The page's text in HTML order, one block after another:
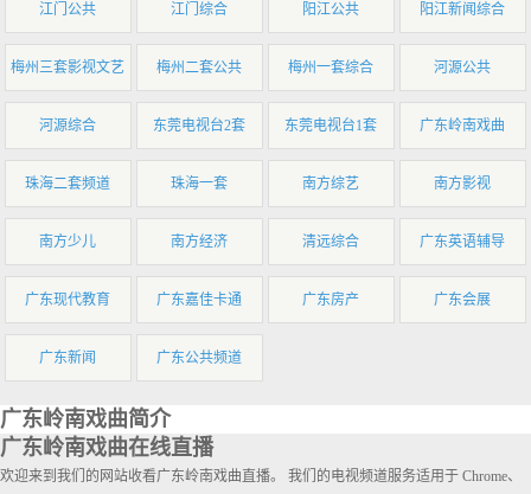
江门公共 江门综合 阳江公共 阳江新闻综合
梅州三套影视文艺 梅州二套公共 梅州一套综合 河源公共
河源综合 东莞电视台2套 东莞电视台1套 广东岭南戏曲
珠海二套频道 珠海一套 南方综艺 南方影视
南方少儿 南方经济 清远综合 广东英语辅导
广东现代教育 广东嘉佳卡通 广东房产 广东会展
广东新闻 广东公共频道
广东岭南戏曲简介
广东岭南戏曲在线直播
欢迎来到我们的网站收看广东岭南戏曲直播。 我们的电视频道服务适用于 Chrome、